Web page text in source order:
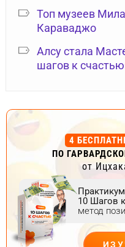
Топ музеев
Караваджо
Алсу стала
шагов к
4
ПО
от
Практикум
10 Шагов
метод